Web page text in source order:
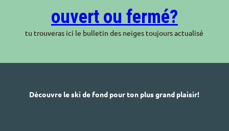
ouvert ou fermé?
tu trouveras ici le bulletin des neiges toujours actualisé
Découvre le ski de fond pour ton plus grand plaisir!